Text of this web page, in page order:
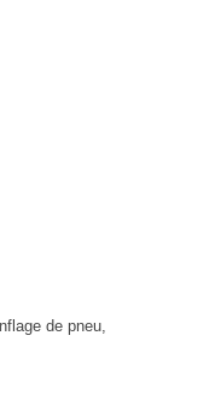
de pneu,